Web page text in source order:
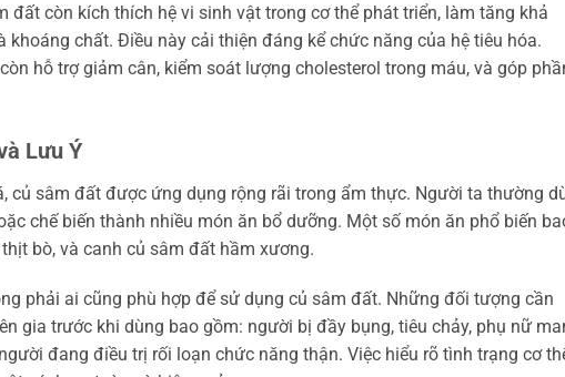
đất còn kích thích hệ vi sinh vật trong cơ thể phát triển, làm tăng khả
chất. Điều này cải thiện đáng kể chức năng của hệ tiêu hóa.
hỗ trợ giảm cân, kiểm soát lượng cholesterol trong máu, và góp
Lưu Ý
củ sâm đất được ứng dụng rộng rãi trong ẩm thực. Người ta thường
chế biến thành nhiều món ăn bổ dưỡng. Một số món ăn phổ biến
bò, và canh củ sâm đất hầm xương.
phải ai cũng phù hợp để sử dụng củ sâm đất. Những đối tượng cần
gia trước khi dùng bao gồm: người bị đầy bụng, tiêu chảy, phụ nữ
đang điều trị rối loạn chức năng thận. Việc hiểu rõ tình trạng cơ